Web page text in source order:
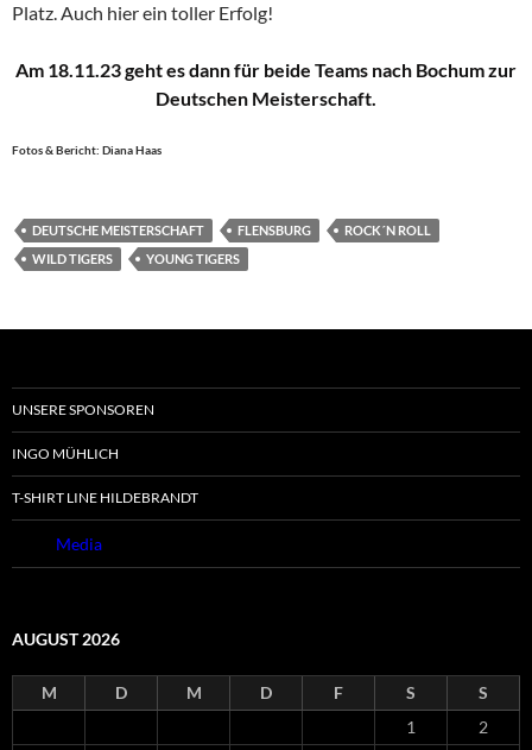
Platz. Auch hier ein toller Erfolg!
Am 18.11.23 geht es dann für beide Teams nach Bochum zur
Deutschen Meisterschaft.
Fotos & Bericht: Diana Haas
DEUTSCHE MEISTERSCHAFT FLENSBURG
ROCK´N ROLL
WILD TIGERS
YOUNG TIGERS
UNSERE SPONSOREN
INGO MÜHLICH
T-SHIRT LINE HILDEBRANDT
Media
AUGUST 2026
M D M D F S
S
1
2